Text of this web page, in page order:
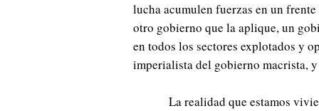
lucha acumulen fuerzas en un
otro gobierno que la aplique, un
en todos los sectores explotados y
imperialista del gobierno macrista,
La realidad que estamos